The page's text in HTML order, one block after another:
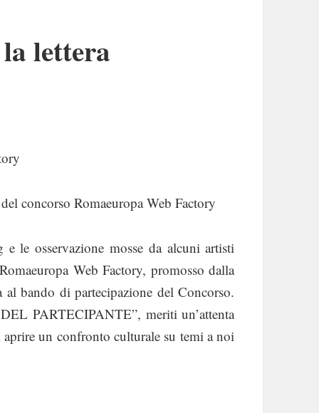
lettera
concorso Romaeuropa Web Factory
le osservazione mosse da alcuni artisti
Web Factory, promosso dalla
bando di partecipazione del Concorso.
PARTECIPANTE”, meriti un’attenta
un confronto culturale su temi a noi